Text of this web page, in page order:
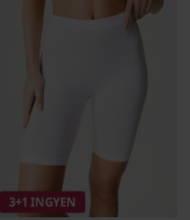
3+1 INGYEN